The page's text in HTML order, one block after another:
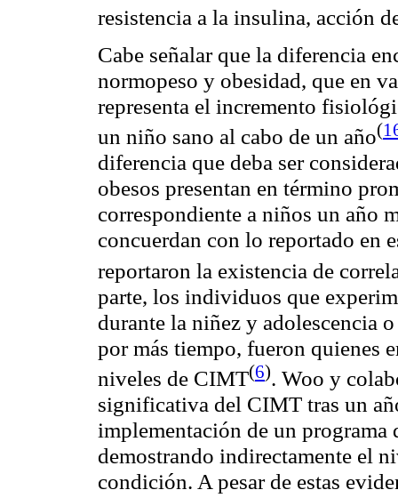
resistencia a la insulina, acción
Cabe señalar que la diferencia
normopeso y obesidad, que en
representa el incremento
un niño sano al cabo de un año(
diferencia que deba ser
obesos presentan en término
correspondiente a niños un año
concuerdan con lo reportado en
reportaron la existencia de
parte, los individuos que
durante la niñez y adolescencia
por más tiempo, fueron quienes
niveles de CIMT(6). Woo y
significativa del CIMT tras un
implementación de un programa
demostrando indirectamente el
condición. A pesar de estas